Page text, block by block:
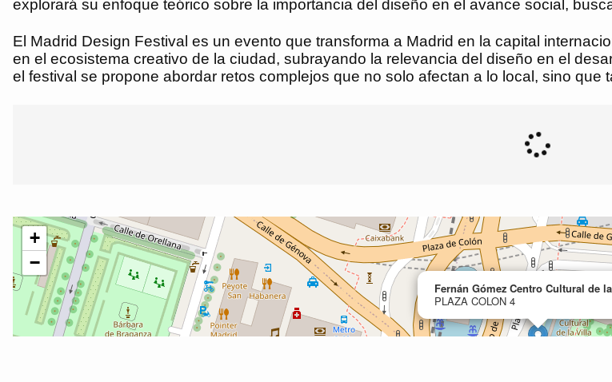
explorará su enfoque teórico sobre la importancia del diseño en el avance social,
El Madrid Design Festival es un evento que transforma a Madrid en la capital
en el ecosistema creativo de la ciudad, subrayando la relevancia del diseño en el
el festival se propone abordar retos complejos que no solo afectan a lo local, sino que